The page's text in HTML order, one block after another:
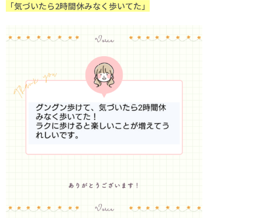
「気づいたら2時間休みなく歩いてた」